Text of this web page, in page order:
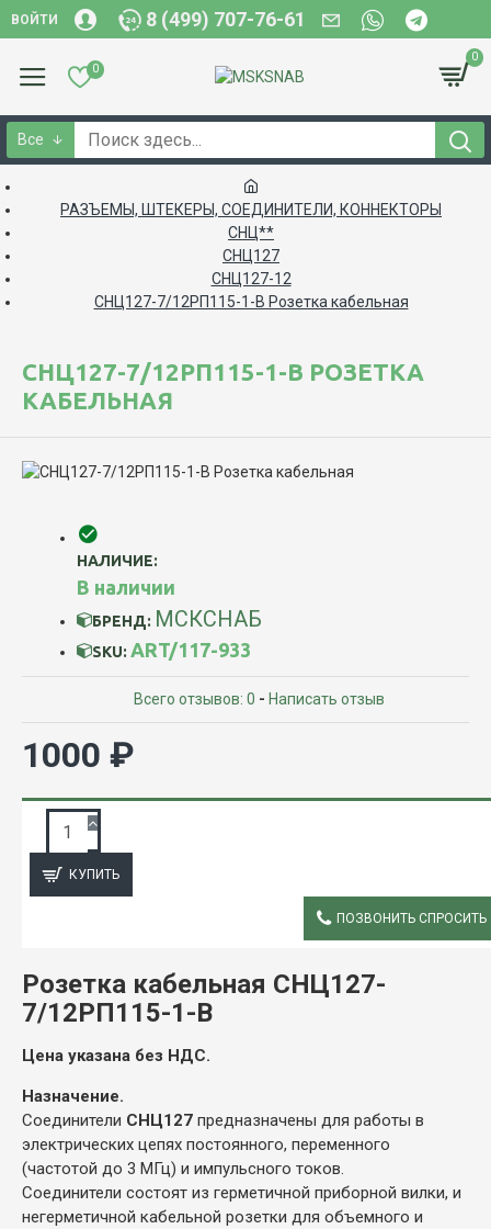
ВОЙТИ 8 (499) 707-76-61
0
0
Все
РАЗЪЕМЫ, ШТЕКЕРЫ, СОЕДИНИТЕЛИ, КОННЕКТОРЫ
СНЦ**
СНЦ127
СНЦ127-12
СНЦ127-7/12РП115-1-В Розетка кабельная
СНЦ127-7/12РП115-1-В РОЗЕТКА
КАБЕЛЬНАЯ
НАЛИЧИЕ:
В наличии
БРЕНД: МСКСНАБ
SKU: ART/117-933
Всего отзывов: 0 - Написать отзыв
1000 ₽
КУПИТЬ
ПОЗВОНИТЬ СПРОСИТЬ
Розетка кабельная СНЦ127-
7/12РП115-1-В
Цена указана без НДС.
Назначение.
Соединители СНЦ127 предназначены для работы в
электрических цепях постоянного, переменного
(частотой до 3 МГц) и импульсного токов.
Соединители состоят из герметичной приборной вилки, и
негерметичной кабельной розетки для объемного и